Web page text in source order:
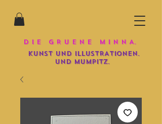
D I E G R U E N E M I N N A.
KUNST UND iLLUSTRATIONEN.
und mumpitz.